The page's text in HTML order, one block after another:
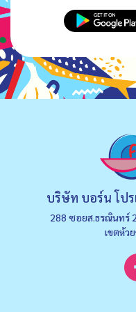
บริษัท บอร์น โป
288 ซอยส.ธรณินทร์
เขตห้ว